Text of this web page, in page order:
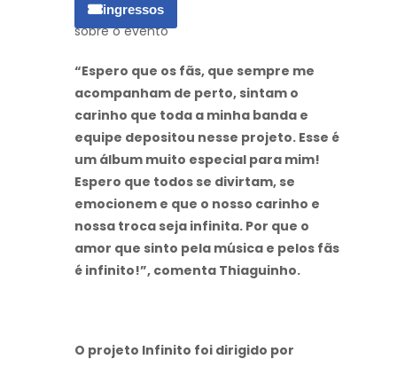
ingressos
sobre o evento
“Espero que os fãs, que sempre me
acompanham de perto, sintam o
carinho que toda a minha banda e
equipe depositou nesse projeto. Esse é
um álbum muito especial para mim!
Espero que todos se divirtam, se
emocionem e que o nosso carinho e
nossa troca seja infinita. Por que o
amor que sinto pela música e pelos fãs
é infinito!”, comenta Thiaguinho.
O projeto Infinito foi dirigido por